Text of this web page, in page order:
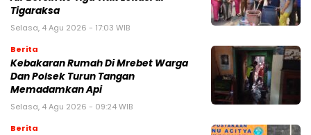
Tigaraksa
Selasa, 4 Agu 2026 - 17:03 WIB
Berita
Kebakaran Rumah Di Mrebet Warga
Dan Polsek Turun Tangan
Memadamkan Api
Selasa, 4 Agu 2026 - 09:24 WIB
Berita